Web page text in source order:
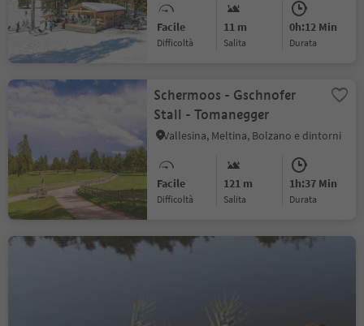
Facile
Difficoltà
11 m
Salita
0h:12 Min
durata
Schermoos - Gschnofer
Stall - Tomanegger
Vallesina, Meltina, Bolzano e dintorni
Facile
Difficoltà
121 m
Salita
1h:37 Min
durata
Aldino - Lago del Colle -